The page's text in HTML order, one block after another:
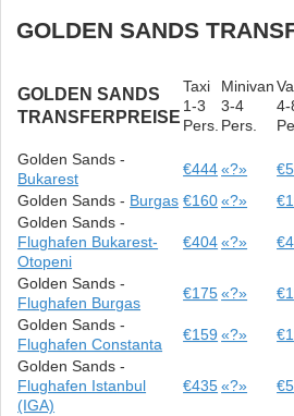
GOLDEN SANDS
GOLDEN SANDS
TRANSFERPREISE
Taxi
1-3
Pers.
Minivan
3-4
Pers.
4-
Golden Sands -
Bukarest
€444«?»
Golden Sands - Burgas €160«?»
Golden Sands -
Flughafen Bukarest-
Otopeni
€404«?»
Golden Sands -
Flughafen Burgas
€175«?»
Golden Sands -
Flughafen Constanta
€159 «?»
Golden Sands -
Flughafen Istanbul
(IGA)
€435«?»